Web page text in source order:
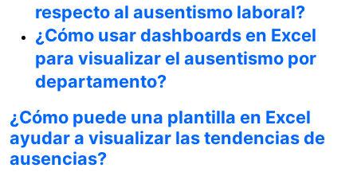
respecto al ausentismo laboral?
¿Cómo usar dashboards en Excel
para visualizar el ausentismo por
departamento?
¿Cómo puede una plantilla en Excel
ayudar a visualizar las tendencias de
ausencias?